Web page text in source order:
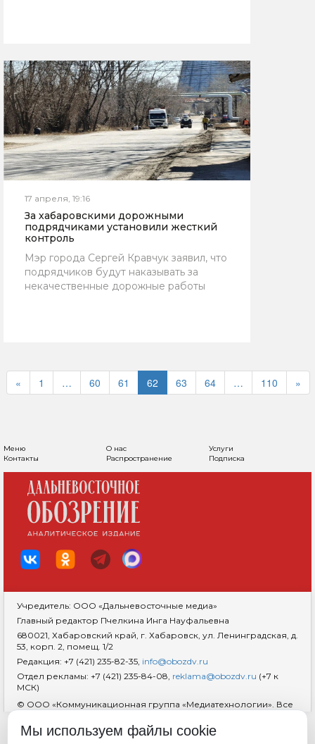
17 апреля, 19:16
За хабаровскими дорожными
подрядчиками установили жесткий
контроль
Мэр города Сергей Кравчук заявил, что
подрядчиков будут наказывать за
некачественные дорожные работы
« 1 … 60 61 62 63 64 … 110 »
Меню О нас
Услуги
Контакты
Распространение Подписка
Учредитель: ООО «Дальневосточные медиа»
Главный редактор Пчелкина Инга Науфальевна
680021, Хабаровский край, г. Хабаровск, ул. Ленинградская, д.
53, корп. 2, помещ. 1/2
Редакция: +7 (421) 235-82-35, info@obozdv.ru
Отдел рекламы: +7 (421) 235-84-08, reklama@obozdv.ru (+7 к
МСК)
© ООО «Коммуникационная группа «Медиатехнологии». Все
гиперссылка на сайтdvobozrenie.ru обязательна.
Мы используем файлы cookie